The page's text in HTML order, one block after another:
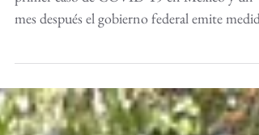
A finales del mes de febrero se registra el
primer caso de COVID-19 en México y un